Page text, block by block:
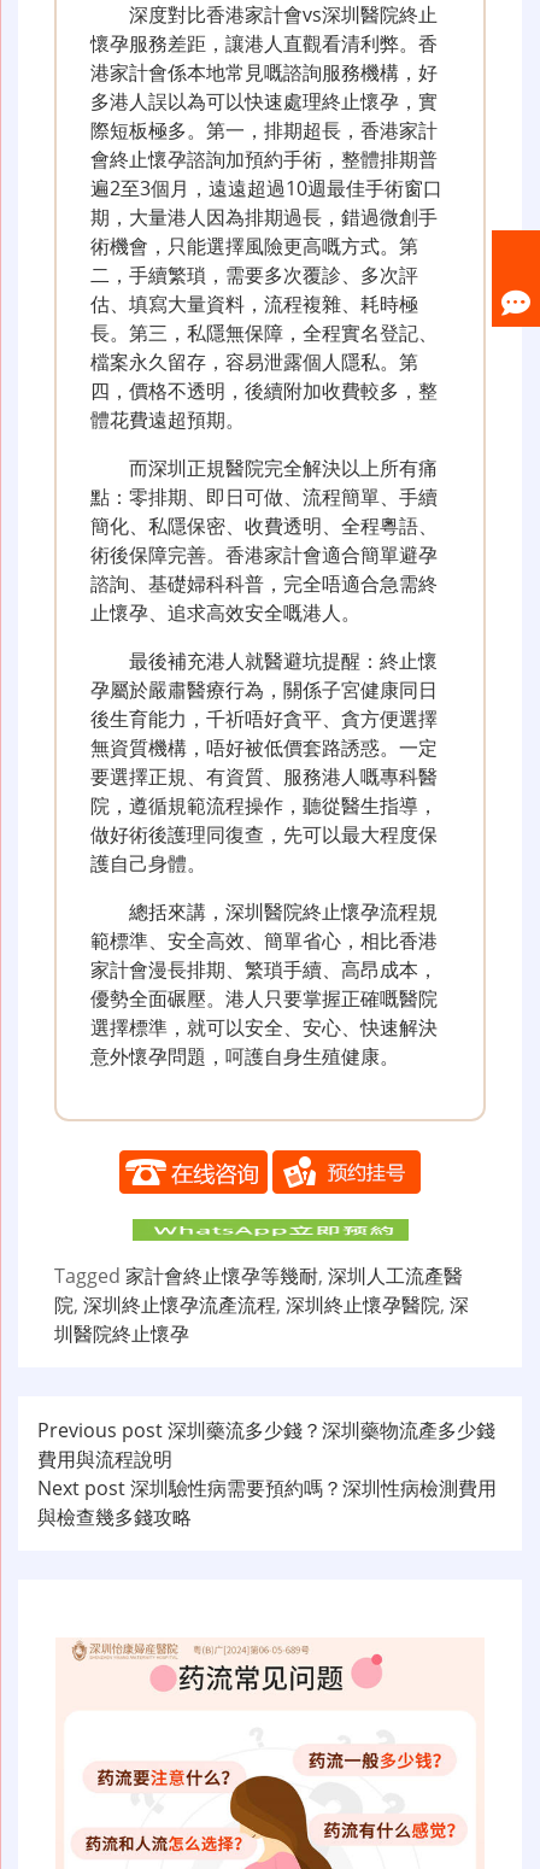
深度對比香港家計會vs深圳醫院終止
懷孕服務差距，讓港人直觀看清利弊。香
港家計會係本地常見嘅諮詢服務機構，好
多港人誤以為可以快速處理終止懷孕，實
際短板極多。第一，排期超長，香港家計
會終止懷孕諮詢加預約手術，整體排期普
遍2至3個月，遠遠超過10週最佳手術窗口
期，大量港人因為排期過長，錯過微創手
術機會，只能選擇風險更高嘅方式。第
二，手續繁瑣，需要多次覆診、多次評
估、填寫大量資料，流程複雜、耗時極
長。第三，私隱無保障，全程實名登記、
檔案永久留存，容易泄露個人隱私。第
四，價格不透明，後續附加收費較多，整
體花費遠超預期。
而深圳正規醫院完全解決以上所有痛
點：零排期、即日可做、流程簡單、手續
簡化、私隱保密、收費透明、全程粵語、
術後保障完善。香港家計會適合簡單避孕
諮詢、基礎婦科科普，完全唔適合急需終
止懷孕、追求高效安全嘅港人。
最後補充港人就醫避坑提醒：終止懷
孕屬於嚴肅醫療行為，關係子宮健康同日
後生育能力，千祈唔好貪平、貪方便選擇
無資質機構，唔好被低價套路誘惑。一定
要選擇正規、有資質、服務港人嘅專科醫
院，遵循規範流程操作，聽從醫生指導，
做好術後護理同復查，先可以最大程度保
護自己身體。
總括來講，深圳醫院終止懷孕流程規
範標準、安全高效、簡單省心，相比香港
家計會漫長排期、繁瑣手續、高昂成本，
優勢全面碾壓。港人只要掌握正確嘅醫院
選擇標準，就可以安全、安心、快速解決
意外懷孕問題，呵護自身生殖健康。
Tagged 家計會終止懷孕等幾耐, 深圳人工流產醫
院, 深圳終止懷孕流產流程, 深圳終止懷孕醫院, 深
圳醫院終止懷孕
文
章
导
Previous post深圳藥流多少錢？深圳藥物流產多少錢
費用與流程說明
Next post深圳驗性病需要預約嗎？深圳性病檢測費用
與檢查幾多錢攻略